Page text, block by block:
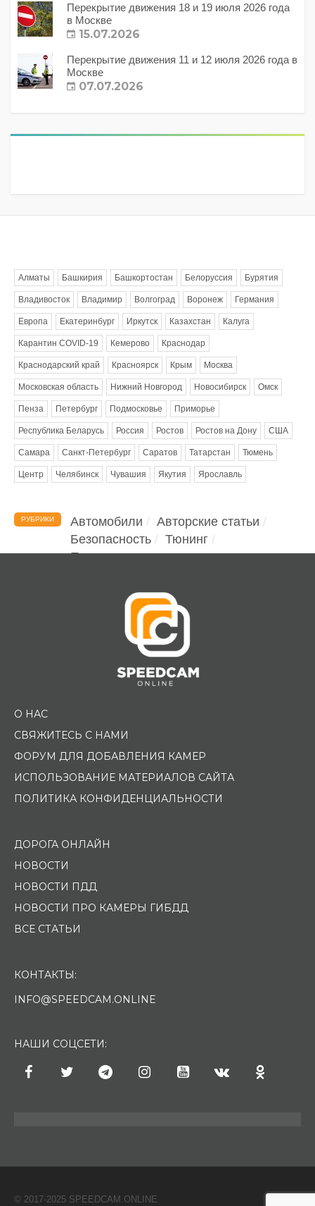
Перекрытие движения 18 и 19 июля 2026 года
в Москве
15.07.2026
Перекрытие движения 11 и 12 июля 2026 года в
Москве
07.07.2026
Алматы Башкирия Башкортостан Белоруссия Бурятия
Владивосток Владимир Волгоград Воронеж Германия
Европа Екатеринбург Иркутск Казахстан Калуга
Карантин COVID-19 Кемерово Краснодар
Краснодарский край Красноярск Крым Москва
Московская область Нижний Новгород Новосибирск Омск
Пенза Петербург Подмосковье Приморье
Республика Беларусь Россия Ростов Ростов на Дону США
Самара Санкт-Петербург Саратов Татарстан Тюмень
Центр Челябинск Чувашия Якутия Ярославль
РУБРИКИ Автомобили
Авторские статьи
Безопасность
Тюнинг
Помощь водителю
О НАС
СВЯЖИТЕСЬ С НАМИ
ФОРУМ ДЛЯ ДОБАВЛЕНИЯ КАМЕР
ИСПОЛЬЗОВАНИЕ МАТЕРИАЛОВ САЙТА
ПОЛИТИКА КОНФИДЕНЦИАЛЬНОСТИ
ДОРОГА ОНЛАЙН
НОВОСТИ
НОВОСТИ ПДД
НОВОСТИ ПРО КАМЕРЫ ГИБДД
ВСЕ СТАТЬИ
КОНТАКТЫ:
INFO@SPEEDCAM.ONLINE
НАШИ СОЦСЕТИ:
© 2017-2025 SPEEDCAM.ONLINE